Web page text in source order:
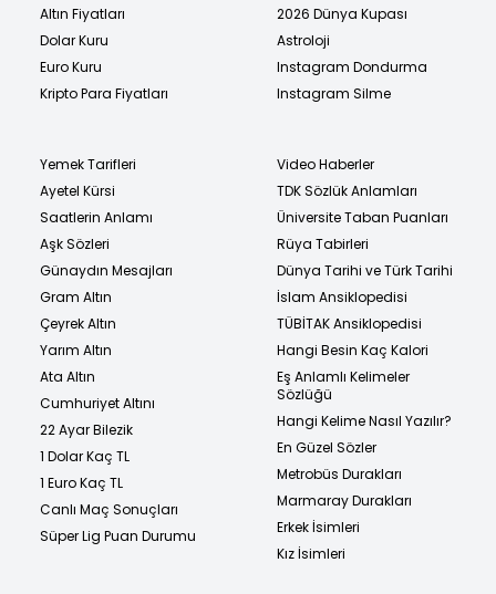
Altın Fiyatları
Dolar Kuru
Euro Kuru
Kripto Para Fiyatları
2026 Dünya Kupası
Astroloji
Instagram Dondurma
Instagram Silme
Yemek Tarifleri
Ayetel Kürsi
Saatlerin Anlamı
Aşk Sözleri
Günaydın Mesajları
Gram Altın
Çeyrek Altın
Yarım Altın
Ata Altın
Cumhuriyet Altını
22 Ayar Bilezik
1 Dolar Kaç TL
1 Euro Kaç TL
Canlı Maç Sonuçları
Süper Lig Puan Durumu
Video Haberler
TDK Sözlük Anlamları
Üniversite Taban Puanları
Rüya Tabirleri
Dünya Tarihi ve Türk Tarihi
İslam Ansiklopedisi
TÜBİTAK Ansiklopedisi
Hangi Besin Kaç Kalori
Eş Anlamlı Kelimeler
Sözlüğü
Hangi Kelime Nasıl Yazılır?
En Güzel Sözler
Metrobüs Durakları
Marmaray Durakları
Erkek İsimleri
Kız İsimleri